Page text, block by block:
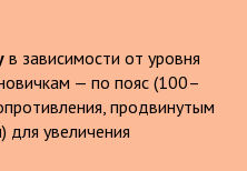
в зависимости от уровня
— по пояс (100–
продвинутым
увеличения